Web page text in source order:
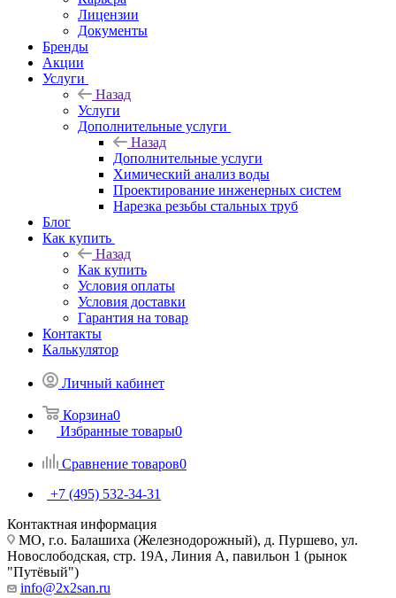
Лицензии
Документы
Бренды
Акции
Услуги
Назад
Услуги
Дополнительные услуги
Назад
Дополнительные услуги
Химический анализ воды
Проектирование инженерных систем
Нарезка резьбы стальных труб
Блог
Как купить
Назад
Как купить
Условия оплаты
Условия доставки
Гарантия на товар
Контакты
Калькулятор
Личный кабинет
Корзина0
Избранные товары0
Сравнение товаров0
+7 (495) 532‑34‑31
Контактная информация
МО, г.о. Балашиха (Железнодорожный), д. Пуршево, ул.
Новослободская, стр. 19А, Линия А, павильон 1 (рынок
"Путёвый")
info@2x2san.ru